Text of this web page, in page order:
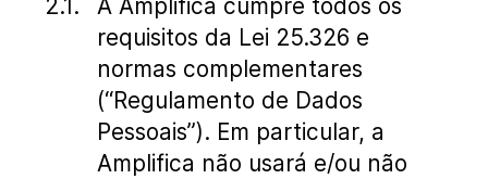
A Amplifica cumpre todos os
requisitos da Lei 25.326 e
normas complementares
(“Regulamento de Dados
Pessoais”). Em particular, a
Amplifica não usará e/ou não